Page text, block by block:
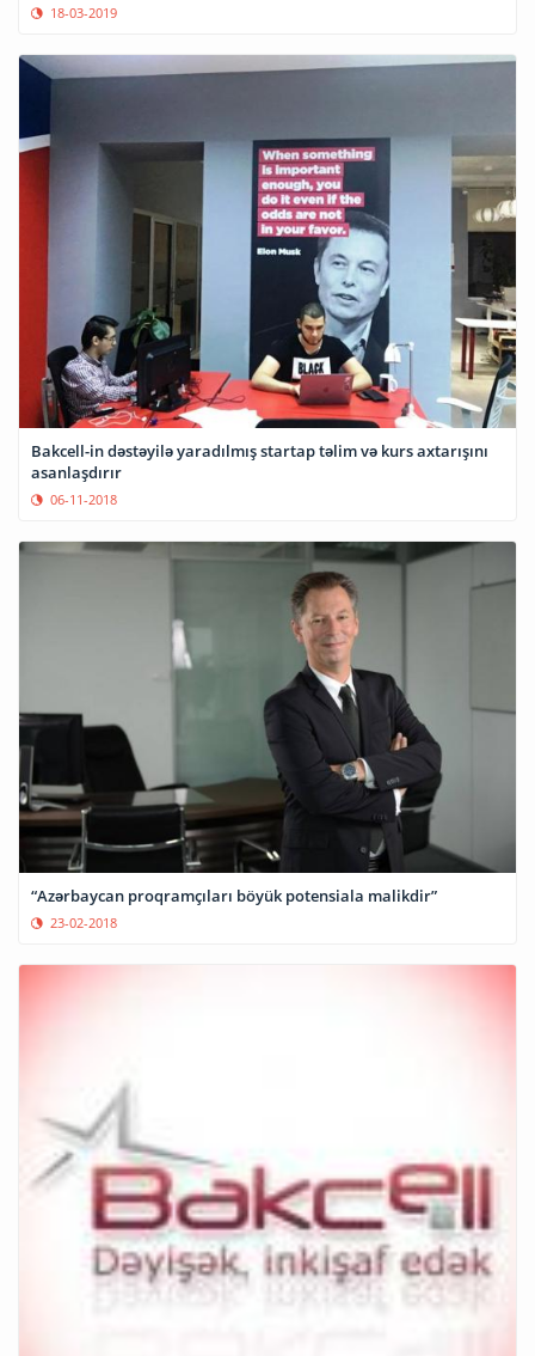
18-03-2019
Bakcell-in dəstəyilə yaradılmış startap təlim və kurs axtarışını
asanlaşdırır
06-11-2018
“Azərbaycan proqramçıları böyük potensiala malikdir”
23-02-2018